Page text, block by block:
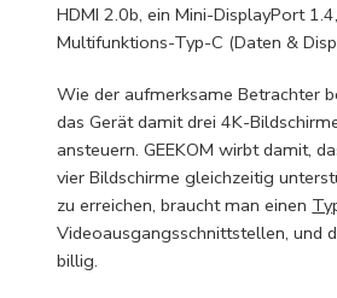
HDMI 2.0b, ein Mini-DisplayPort
Multifunktions-Typ-C (Daten &
Wie der aufmerksame Betrachter
das Gerät damit drei 4K-
ansteuern. GEEKOM wirbt damit,
vier Bildschirme gleichzeitig
zu erreichen, braucht man einen
Videoausgangsschnittstellen, und
billig.